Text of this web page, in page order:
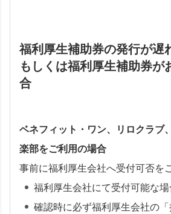
福利厚生補助券の発行が遅
もしくは福利厚生補助券が
合
ベネフィット・ワン、リロクラブ
楽部をご利用の場合
事前に福利厚生会社へ受付可否を
福利厚生会社にて受付可能な場
確認時に必ず福利厚生会社の